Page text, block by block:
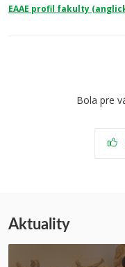
EAAE profil fakulty
Bola pre
Aktuality